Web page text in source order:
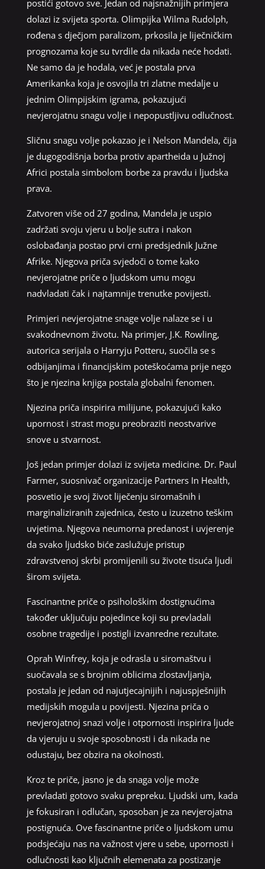
postići gotovo sve. Jedan od najsnažnijih primjera
dolazi iz svijeta sporta. Olimpijka Wilma Rudolph,
rođena s dječjom paralizom, prkosila je liječničkim
prognozama koje su tvrdile da nikada neće hodati.
Ne samo da je hodala, već je postala prva
Amerikanka koja je osvojila tri zlatne medalje u
jednim Olimpijskim igrama, pokazujući
nevjerojatnu snagu volje i nepopustljivu odlučnost.
Sličnu snagu volje pokazao je i Nelson Mandela, čija
je dugogodišnja borba protiv apartheida u Južnoj
Africi postala simbolom borbe za pravdu i ljudska
prava.
Zatvoren više od 27 godina, Mandela je uspio
zadržati svoju vjeru u bolje sutra i nakon
oslobađanja postao prvi crni predsjednik Južne
Afrike. Njegova priča svjedoči o tome kako
nevjerojatne priče o ljudskom umu mogu
nadvladati čak i najtamnije trenutke povijesti.
Primjeri nevjerojatne snage volje nalaze se i u
svakodnevnom životu. Na primjer, J.K. Rowling,
autorica serijala o Harryju Potteru, suočila se s
odbijanjima i financijskim poteškoćama prije nego
što je njezina knjiga postala globalni fenomen.
Njezina priča inspirira milijune, pokazujući kako
upornost i strast mogu preobraziti neostvarive
snove u stvarnost.
Još jedan primjer dolazi iz svijeta medicine. Dr. Paul
Farmer, suosnivač organizacije Partners In Health,
posvetio je svoj život liječenju siromašnih i
marginaliziranih zajednica, često u izuzetno teškim
uvjetima. Njegova neumorna predanost i uvjerenje
da svako ljudsko biće zaslužuje pristup
zdravstvenoj skrbi promijenili su živote tisuća ljudi
širom svijeta.
Fascinantne priče o psihološkim dostignućima
također uključuju pojedince koji su prevladali
osobne tragedije i postigli izvanredne rezultate.
Oprah Winfrey, koja je odrasla u siromaštvu i
suočavala se s brojnim oblicima zlostavljanja,
postala je jedan od najutjecajnijih i najuspješnijih
medijskih mogula u povijesti. Njezina priča o
nevjerojatnoj snazi volje i otpornosti inspirira ljude
da vjeruju u svoje sposobnosti i da nikada ne
odustaju, bez obzira na okolnosti.
Kroz te priče, jasno je da snaga volje može
prevladati gotovo svaku prepreku. Ljudski um, kada
je fokusiran i odlučan, sposoban je za nevjerojatna
postignuća. Ove fascinantne priče o ljudskom umu
podsjećaju nas na važnost vjere u sebe, upornosti i
odlučnosti kao ključnih elemenata za postizanje